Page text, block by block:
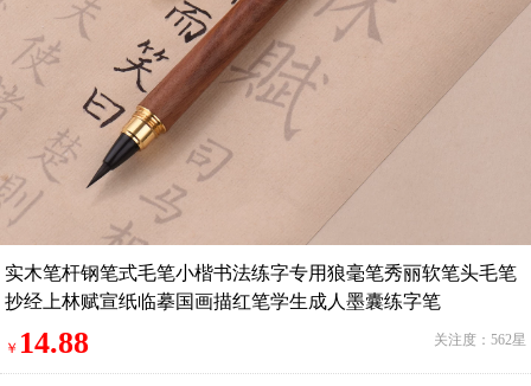
实木笔杆钢笔式毛笔小楷书法练字专用狼毫笔秀丽软笔头毛笔
抄经上林赋宣纸临摹国画描红笔学生成人墨囊练字笔
￥ 14.88 关注度：562星